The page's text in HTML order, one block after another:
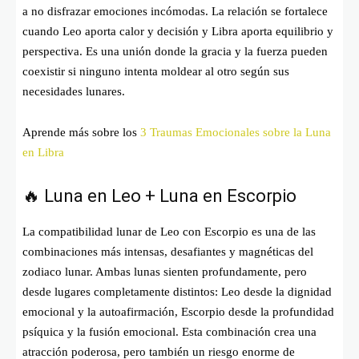
a no disfrazar emociones incómodas. La relación se fortalece
cuando Leo aporta calor y decisión y Libra aporta equilibrio y
perspectiva. Es una unión donde la gracia y la fuerza pueden
coexistir si ninguno intenta moldear al otro según sus
necesidades lunares.
Aprende más sobre los 3 Traumas Emocionales sobre la Luna
en Libra
🔥 Luna en Leo + Luna en Escorpio
La compatibilidad lunar de Leo con Escorpio es una de las
combinaciones más intensas, desafiantes y magnéticas del
zodiaco lunar. Ambas lunas sienten profundamente, pero
desde lugares completamente distintos: Leo desde la dignidad
emocional y la autoafirmación, Escorpio desde la profundidad
psíquica y la fusión emocional. Esta combinación crea una
atracción poderosa, pero también un riesgo enorme de